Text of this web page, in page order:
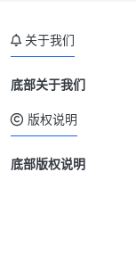
关于我们
底部关于我们
版权说明
底部版权说明